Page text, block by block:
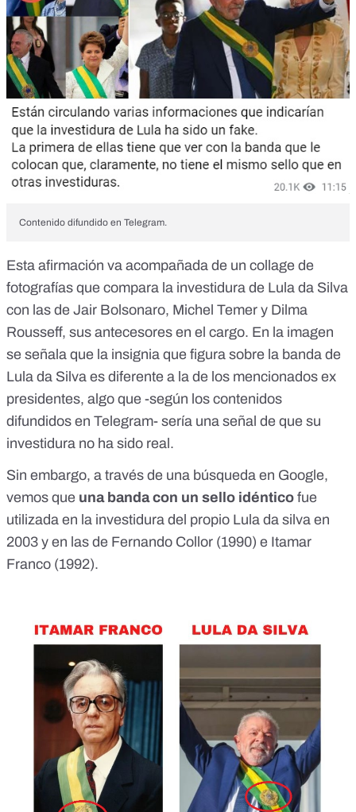
Contenido difundido en Telegram.
Esta afirmación va acompañada de un collage de
fotografías que compara la investidura de Lula da Silva
con las de Jair Bolsonaro, Michel Temer y Dilma
Rousseff, sus antecesores en el cargo. En la imagen
se señala que la insignia que figura sobre la banda de
Lula da Silva es diferente a la de los mencionados ex
presidentes, algo que -según los contenidos
difundidos en Telegram- sería una señal de que su
investidura no ha sido real.
Sin embargo, a través de una búsqueda en Google,
vemos que una banda con un sello idéntico fue
utilizada en la investidura del propio Lula da silva en
2003 y en las de Fernando Collor (1990) e Itamar
Franco (1992).